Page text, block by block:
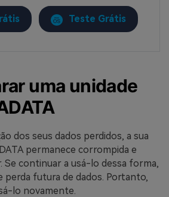
Teste Grátis
uma unidade
dos seus dados perdidos, a sua
permanece corrompida e
Se continuar a usá-lo dessa forma,
perda futura de dados. Portanto,
lo novamente.